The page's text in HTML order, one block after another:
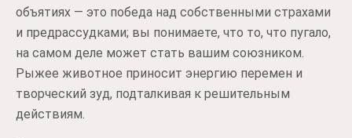
объятиях — это победа над собственными страхами
и предрассудками; вы понимаете, что то, что пугало,
на самом деле может стать вашим союзником.
Рыжее животное приносит энергию перемен и
творческий зуд, подталкивая к решительным
действиям.